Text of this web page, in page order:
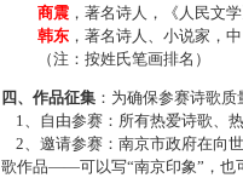
商震 ，著名诗人，《人民文
韩东 ，著名诗人、小说家，
（注：按姓氏笔画排名）
四、作品征集 ：为确保参赛诗歌
1、自由参赛：所有热爱诗歌、
2、邀请参赛：南京市政府在向
歌作品——可以写“南京印象”，也